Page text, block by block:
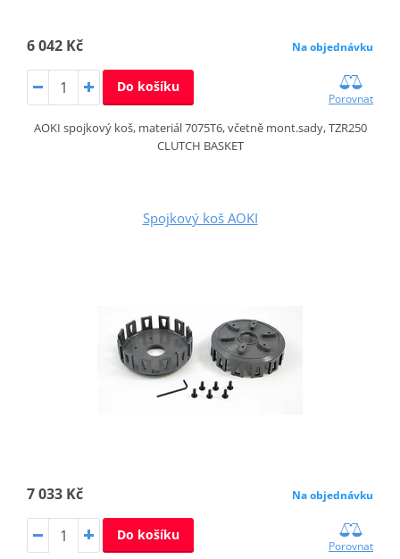
6 042 Kč Na objednávku
Do košíku
Porovnat
AOKI spojkový koš, materiál 7075T6, včetně mont.sady, TZR250
CLUTCH BASKET
Spojkový koš AOKI
7 033 Kč Na objednávku
Do košíku
Porovnat